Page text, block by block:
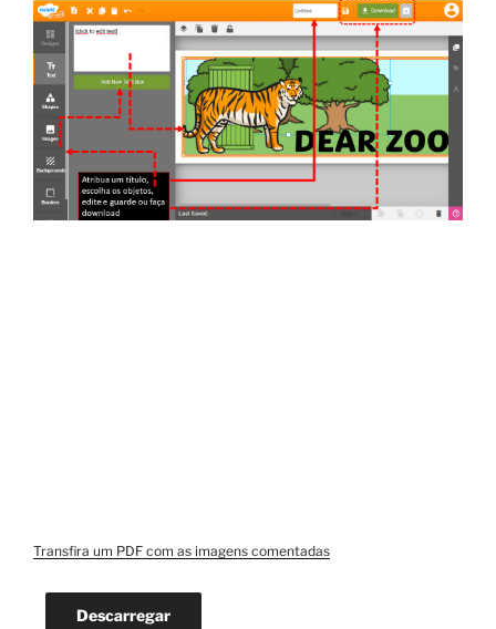
Transfira um PDF com as imagens comentadas
Descarregar